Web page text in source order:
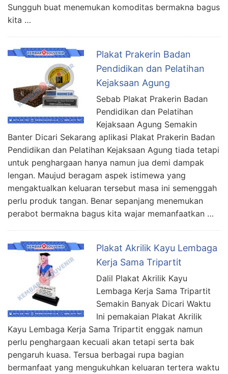
Sungguh buat menemukan komoditas bermakna bagus
kita …
Plakat Prakerin Badan
Pendidikan dan Pelatihan
Kejaksaan Agung
Sebab Plakat Prakerin Badan
Pendidikan dan Pelatihan
Kejaksaan Agung Semakin
Banter Dicari Sekarang aplikasi Plakat Prakerin Badan
Pendidikan dan Pelatihan Kejaksaan Agung tiada tetapi
untuk penghargaan hanya namun jua demi dampak
lengan. Maujud beragam aspek istimewa yang
mengaktualkan keluaran tersebut masa ini semenggah
perlu produk tangan. Benar sepanjang menemukan
perabot bermakna bagus kita wajar memanfaatkan …
Plakat Akrilik Kayu Lembaga
Kerja Sama Tripartit
Dalil Plakat Akrilik Kayu
Lembaga Kerja Sama Tripartit
Semakin Banyak Dicari Waktu
Ini pemakaian Plakat Akrilik
Kayu Lembaga Kerja Sama Tripartit enggak namun
perlu penghargaan kecuali akan tetapi serta bak
pengaruh kuasa. Tersua berbagai rupa bagian
bermanfaat yang mengukuhkan keluaran tertera waktu